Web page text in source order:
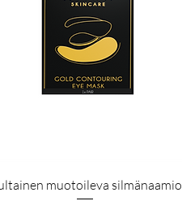
Pikakatselu
muotoileva silmänaamio